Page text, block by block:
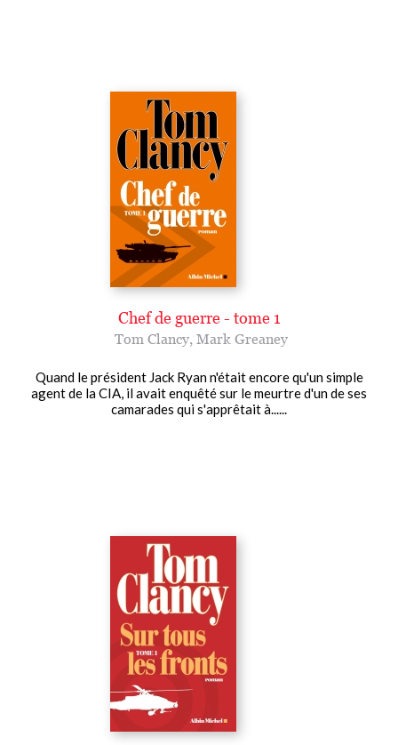
Chef de guerre - tome 1
Tom Clancy, Mark Greaney
Quand le président Jack Ryan n'était encore qu'un simple
agent de la CIA, il avait enquêté sur le meurtre d'un de ses
camarades qui s'apprêtait à......